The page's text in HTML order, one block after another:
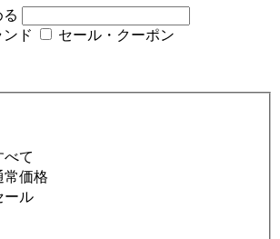
ド
セール・クーポン
べて
常価格
ール